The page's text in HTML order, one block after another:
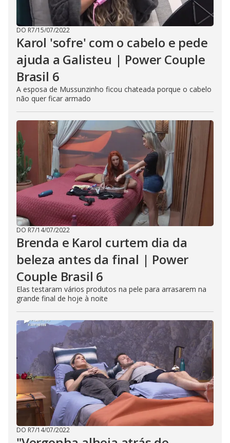
DO R7/15/07/2022
Karol 'sofre' com o cabelo e pede
ajuda a Galisteu | Power Couple
Brasil 6
A esposa de Mussunzinho ficou chateada porque o cabelo
não quer ficar armado
DO R7/14/07/2022
Brenda e Karol curtem dia da
beleza antes da final | Power
Couple Brasil 6
Elas testaram vários produtos na pele para arrasarem na
grande final de hoje à noite
DO R7/14/07/2022